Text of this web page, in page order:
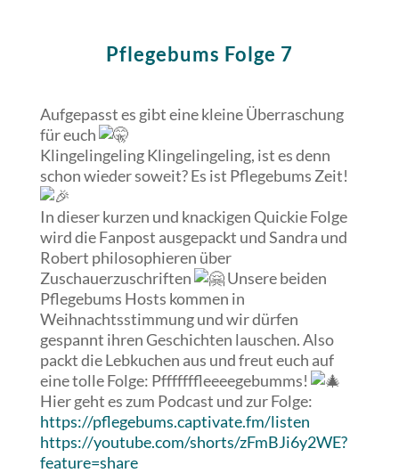
Pflegebums Folge 7
Aufgepasst es gibt eine kleine Überraschung
für euch
Klingelingeling Klingelingeling, ist es denn
schon wieder soweit? Es ist Pflegebums Zeit!
In dieserkurzen und knackigen Quickie Folge
wird die Fanpost ausgepackt und Sandra und
Robert philosophieren über
Zuschauerzuschriften
Unsere beiden
Pflegebums Hosts kommen in
Weihnachtsstimmung und wir dürfen
gespannt ihren Geschichten lauschen. Also
packt die Lebkuchen aus und freut euch auf
eine tolle Folge: Pfffffffleeeegebumms!
Hier geht es zum Podcast und zur Folge:
https://pflegebums.captivate.fm/listen
https://youtube.com/shorts/zFmBJi6y2WE?
feature=share